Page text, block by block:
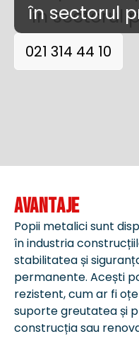
în sectorul
021 314 44 10
AVANTAJE
Popii metalici sunt
în industria
stabilitatea și
permanente. Acești
rezistent, cum ar fi
suporte greutatea și
construcția sau